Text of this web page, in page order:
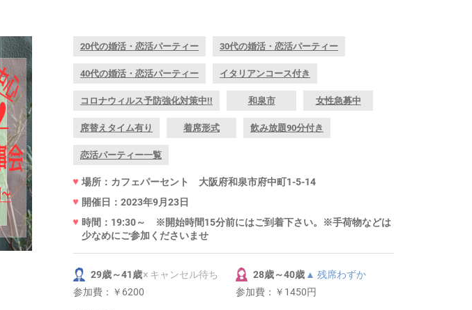
20代の婚活・恋活パーティー 30代の婚活・恋活パーティー
40代の婚活・恋活パーティー イタリアンコース付き
コロナウィルス予防強化対策中!! 和泉市 女性急募中
席替えタイム有り 着席形式 飲み放題90分付き
恋活パーティー一覧
場所：カフェパーセント 大阪府和泉市府中町1-5-14
開催日：2023年9月23日
時間：19:30～ ※開始時間15分前にはご到着下さい。※手荷物などは
少なめにご参加くださいませ
29歳～41歳× キャンセル待ち
参加費： ￥6200
28歳～40歳 ▲ 残席わずか
参加費： ￥1450円